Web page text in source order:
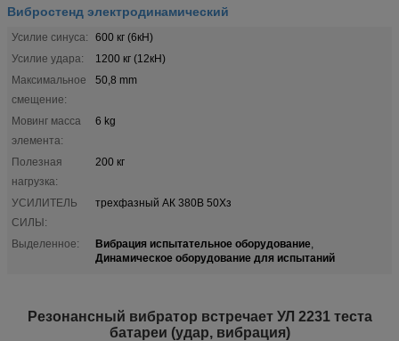
Вибростенд электродинамический
Усилие синуса:
600 кг (6кН)
Усилие удара:
1200 кг (12кН)
Максимальное
смещение:
50,8 mm
Мовинг масса
элемента:
6 kg
Полезная
нагрузка:
200 кг
УСИЛИТЕЛЬ
СИЛЫ:
трехфазный АК 380В 50Хз
Выделенное: Вибрация испытательное оборудование,
Динамическое оборудование для испытаний
Резонансный вибратор встречает УЛ 2231 теста
батареи (удар, вибрация)